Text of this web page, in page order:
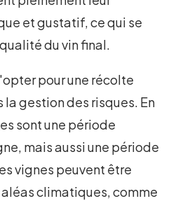
et gustatif, ce qui se
du vin final.
pour une récolte
gestion des risques. En
sont une période
mais aussi une période
vignes peuvent être
climatiques, comme